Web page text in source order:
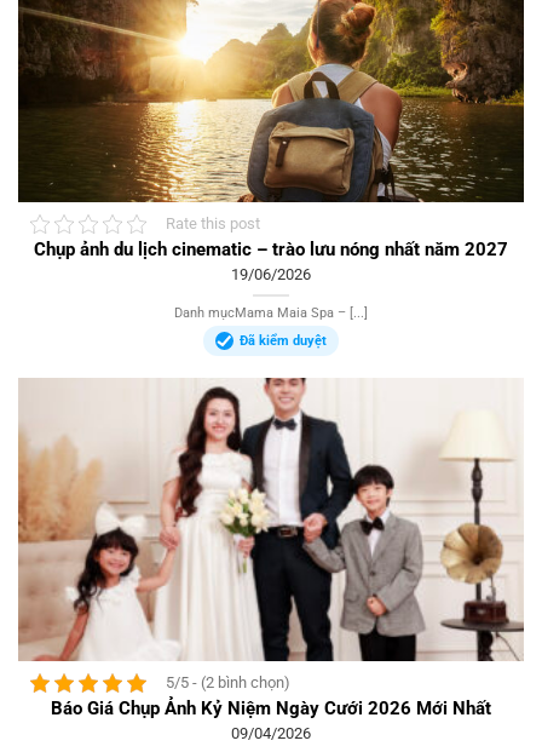
Rate this post
Chụp ảnh du lịch cinematic – trào lưu nóng nhất năm 2027
19/06/2026
Danh mụcMama Maia Spa – [...]
Đã kiểm duyệt
5/5 - (2 bình chọn)
Báo Giá Chụp Ảnh Kỷ Niệm Ngày Cưới 2026 Mới Nhất
09/04/2026